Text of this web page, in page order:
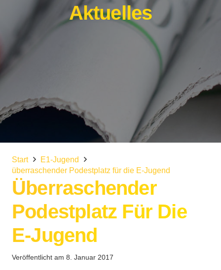
Aktuelles
Start
E1-Jugend
überraschender Podestplatz für die E-Jugend
Überraschender
Podestplatz Für Die
E-Jugend
Veröffentlicht am 8. Januar 2017